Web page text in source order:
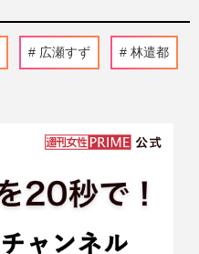
広瀬すず 林遣都